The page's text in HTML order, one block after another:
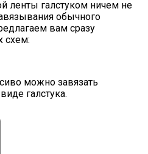
ленты галстуком ничем не
обычного
вам сразу
схем:
можно завязать
галстука.